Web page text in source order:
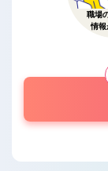
職場
情報